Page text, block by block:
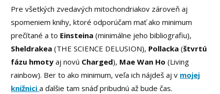
Pre všetkých zvedavých mitochondriakov zároveň aj
spomeniem knihy, ktoré odporúčam mať ako minimum
prečítané a to Einsteina(minimálne jeho bibliografiu),
Sheldrakea(THE SCIENCE DELUSION), Pollacka(štvrtú
fázu hmotyaj novú Charged), Mae Wan Ho (Living
rainbow). Ber to ako minimum, veľa ich nájdeš aj v mojej
knižnicia ďalšie tam snáď pribudnú až bude čas.